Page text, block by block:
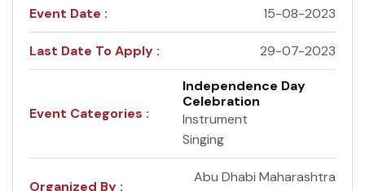
Event Date : 15-08-2023
Last Date To Apply : 29-07-2023
Event Categories :
Independence Day
Celebration
Instrument
Singing
Organized By :
Abu Dhabi Maharashtra